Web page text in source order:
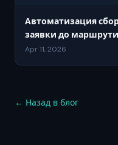
Автоматизация
заявки до
Apr 11, 2026
← Назад в блог